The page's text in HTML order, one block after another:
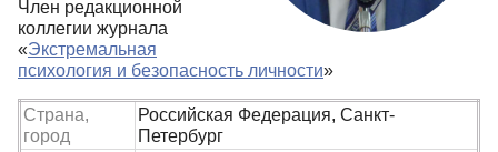
Член редакционной
коллегии журнала
«Экстремальная
психология и безопасность личности»
Страна,
город
Российская Федерация, Санкт-
Петербург